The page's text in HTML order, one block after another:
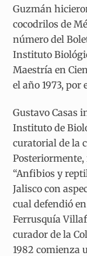
Guzmán
cocodrilos de
número del
Instituto
Maestría en
el año 1973,
Gustavo Casas
Instituto de
curatorial de la
Posteriormente,
“Anfibios y
Jalisco con
cual defendió
Ferrusquía
curador de la
1982 comienza